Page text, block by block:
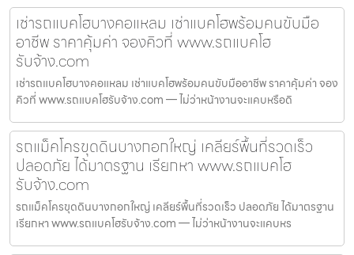
เช่ารถแบคโฮบางคอแหลม เช่าแบคโฮพร้อมคนขับมือ
อาชีพ ราคาคุ้มค่า จองคิวที่ www.รถแบคโฮ
รับจ้าง.com
เช่ารถแบคโฮบางคอแหลม เช่าแบคโฮพร้อมคนขับมืออาชีพ ราคาคุ้มค่า จอง
คิวที่ www.รถแบคโฮรับจ้าง.com — ไม่ว่าหน้างานจะแคบหรือดิ
รถแม็คโครขุดดินบางกอกใหญ่ เคลียร์พื้นที่รวดเร็ว
ปลอดภัย ได้มาตรฐาน เรียกหา www.รถแบคโฮ
รับจ้าง.com
รถแม็คโครขุดดินบางกอกใหญ่ เคลียร์พื้นที่รวดเร็ว ปลอดภัย ได้มาตรฐาน
เรียกหา www.รถแบคโฮรับจ้าง.com — ไม่ว่าหน้างานจะแคบหร